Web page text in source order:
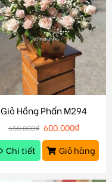
Giỏ Hồng Phấn M294
650.000₫ 600.000₫
Chi tiết
Giỏ hàng